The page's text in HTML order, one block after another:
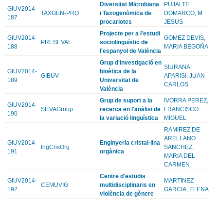
GIUV2014-
187
TAXGEN-PRO
Diversitat Microbiana
i Taxogenòmica de
procariotes
PUJALTE
DOMARCO, M
JESUS
GIUV2014-
188
PRESEVAL
Projecte per a l'estudi
sociolingüístic de
l'espanyol de València
GOMEZ DEVIS,
MARIA BEGOÑA
GIUV2014-
189
GIBUV
Grup d'investigació en
bioètica de la
Universitat de
València
SIURANA
APARISI, JUAN
CARLOS
GIUV2014-
190
SILVAGroup
Grup de suport a la
recerca en l'anàlisi de
la variació lingüística
IVORRA PEREZ,
FRANCISCO
MIGUEL
GIUV2014-
191
IngCrisOrg
Enginyeria cristal·lina
orgànica
RAMIREZ DE
ARELLANO
SANCHEZ,
MARIA DEL
CARMEN
GIUV2014-
192
CEMUVIG
Centre d'estudis
multidisciplinaris en
violència de gènere
MARTINEZ
GARCIA, ELENA